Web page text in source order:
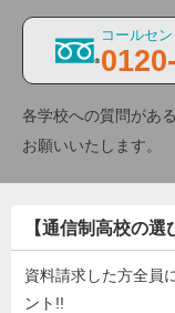
コールセ
各学校への質問があ
お願いいたします。
【通信制高校の
資料請求した方全員
ント!!